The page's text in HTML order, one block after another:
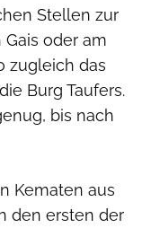
Stellen zur
Gais oder am
zugleich das
Burg Taufers.
bis nach
Kematen aus
den ersten der